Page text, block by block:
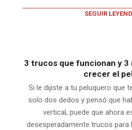
SEGUIR
3 trucos que funcionan y 3
crecer el
Si le dijiste a tu peluquero que
solo dos dedos y pensó que
vertical, puede que ahora
desesperadamente trucos para